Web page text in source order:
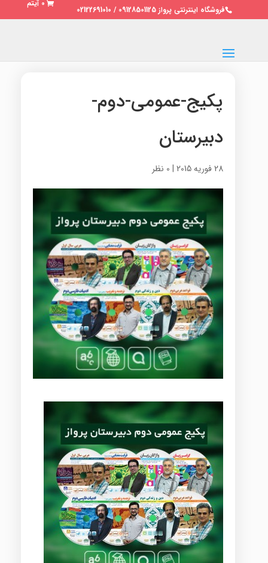
فروشگاه اینترنتی پرواز 09128501125 / 02122691010
0 آیتم
پکیج-عمومی-دوم-
دبیرستان
28 فوریه 2015 | 0 نظر